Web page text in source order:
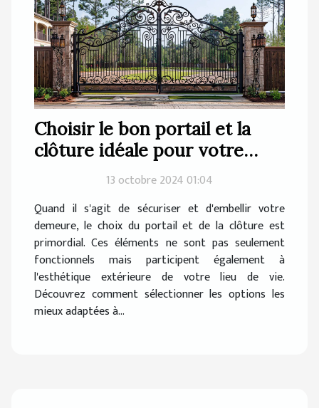
Choisir le bon portail et la
clôture idéale pour votre
13 octobre 2024 01:04
Quand il s'agit de sécuriser et d'embellir votre
demeure, le choix du portail et de la clôture est
primordial. Ces éléments ne sont pas seulement
fonctionnels mais participent également à
l'esthétique extérieure de votre lieu de vie.
Découvrez comment sélectionner les options les
mieux adaptées à...